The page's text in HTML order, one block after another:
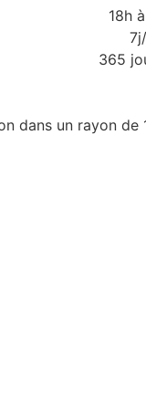
18h
365
dans un rayon de